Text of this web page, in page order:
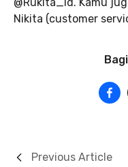
Nikita (customer
Previous Article